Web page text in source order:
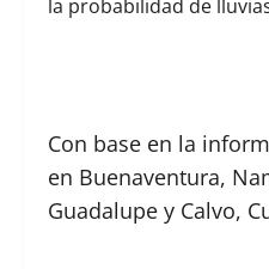
la probabilidad de
Con base en la
en Buenaventura,
Guadalupe y Calvo,